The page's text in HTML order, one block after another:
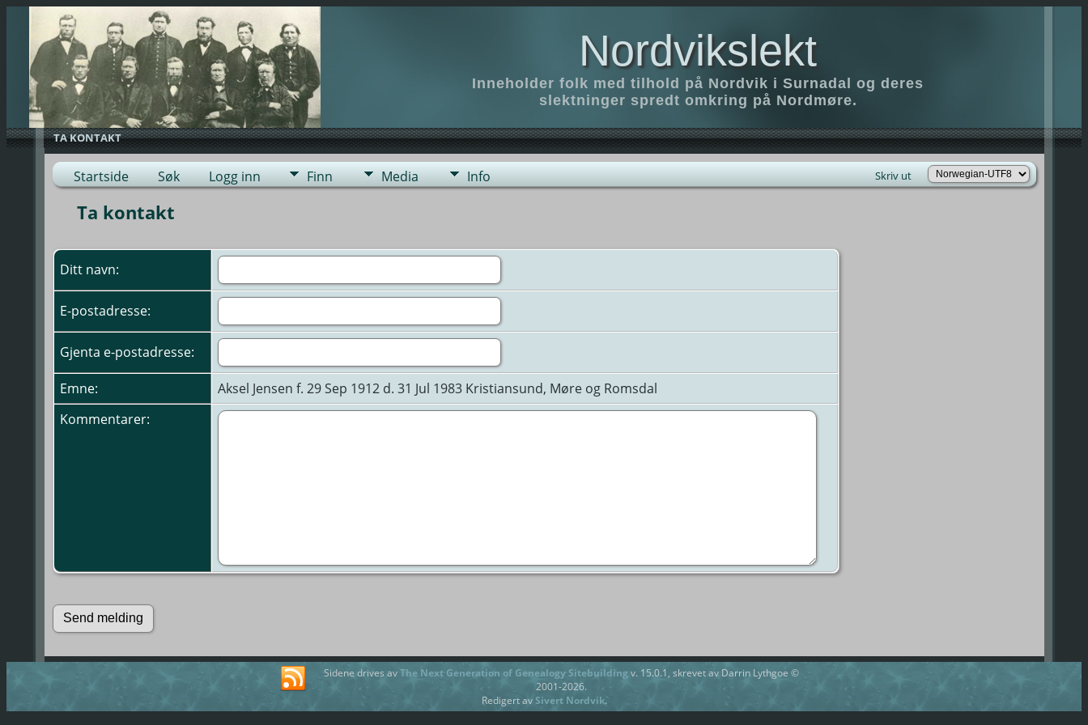
Nordvikslekt
Inneholder folk med tilhold på Nordvik i Surnadal og deres
slektninger spredt omkring på Nordmøre.
TA KONTAKT
Startside Søk Logg inn Finn Media Info Skriv ut
Ta kontakt
Ditt navn:
E-postadresse:
Gjenta e-postadresse:
Emne:
Aksel Jensen f. 29 Sep 1912 d. 31 Jul 1983 Kristiansund, Møre og Romsdal
Kommentarer:
Sidene drives avThe Next Generation of Genealogy Sitebuildingv. 15.0.1, skrevet av Darrin Lythgoe ©
2001-2026.
Redigert av Sivert Nordvik.